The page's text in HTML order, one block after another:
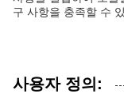
구 사항을 충족할 수
사용자 정의: